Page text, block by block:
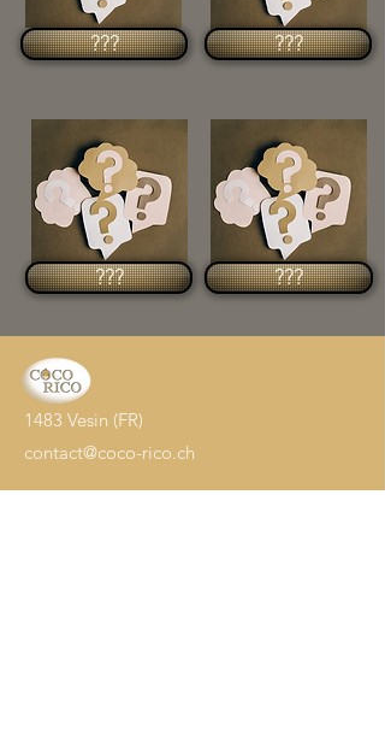
??? ???
??? ???
1483 Vesin (FR)
contact@coco-rico.ch